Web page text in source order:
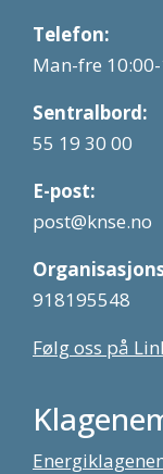
Telefon:
Man-fre
Sentralbord:
55 19 30 00
E-post:
post@knse.no
918195548
Følg oss på